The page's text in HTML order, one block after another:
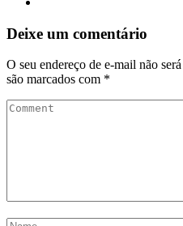
Deixe um comentário
O seu endereço de e-mail não
são marcados com *